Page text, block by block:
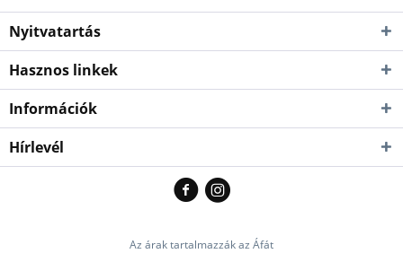
Nyitvatartás
Hasznos linkek
Információk
Hírlevél
Az árak tartalmazzák az Áfát